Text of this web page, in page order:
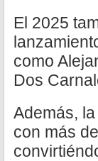
El 2025
como
Dos
Además,
con más